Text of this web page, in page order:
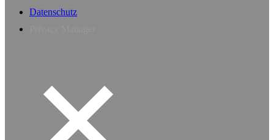
Datenschutz